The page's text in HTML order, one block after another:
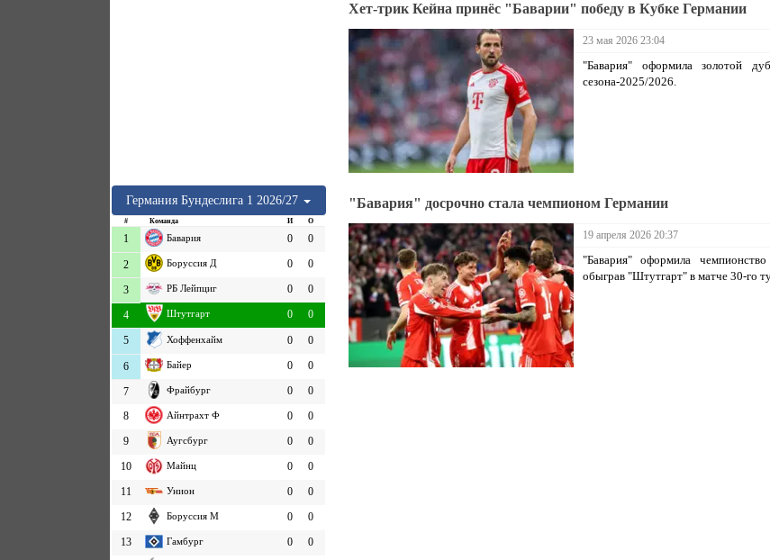
Германия Бундеслига 1 2026/27
# Команда И О
1 Бавария 0 0
2 Боруссия Д 0 0
3 РБ Лейпциг 0 0
4 Штутгарт 0 0
5 Хоффенхайм 0 0
6 Байер 0 0
7 Фрайбург 0
0
8
Айнтрахт Ф 0
0
9
Аугсбург 0
0
10
Майнц 0
0
11
Унион 0
0
12
Боруссия М 0
0
13
Гамбург 0
0
Хет-трик Кейна принёс "Баварии" победу в Кубке Германии
23 мая 2026 23:04
"Бавария" оформила золотой
сезона-2025/2026.
"Бавария" досрочно стала чемпионом Германии
19 апреля 2026 20:37
"Бавария" оформила
обыграв "Штутгарт" в матче 30-го